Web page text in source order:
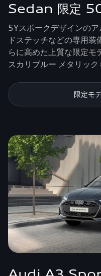
Sedan 限定
5Yスポークデザインの
ドステッチなどの専用
らに高めた上質な限定モ
スカリブルー メタリック
限定モ